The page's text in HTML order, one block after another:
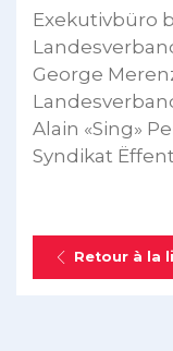
Exekutivbüro
George
Alain «Sing»
Syndikat
Retour à la